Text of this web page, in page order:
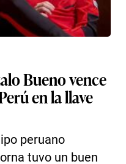
Bueno vence
en la llave
peruano
tuvo un buen